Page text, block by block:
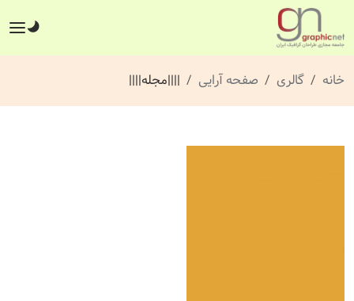
خانه گالری صفحه آرایی ||||مجله||||